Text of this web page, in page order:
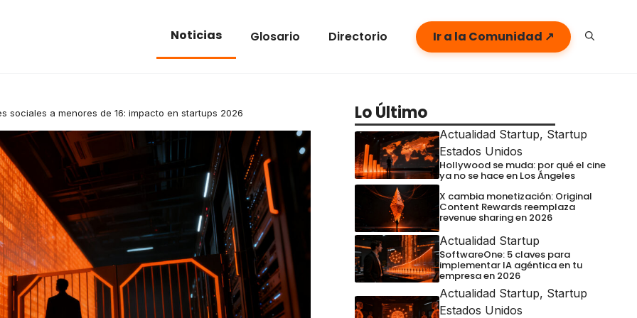
Noticias Glosario Directorio Ir a la Comunidad ↗
sociales a menores de 16: impacto en startups 2026 Lo Último
Actualidad Startup, Startup
Estados Unidos
Hollywood se muda: por qué el cine
ya no se hace en Los Ángeles
X cambia monetización: Original
Content Rewards reemplaza
revenue sharing en 2026
Actualidad Startup
SoftwareOne: 5 claves para
implementar IA agéntica en tu
empresa en 2026
Actualidad Startup, Startup
Estados Unidos